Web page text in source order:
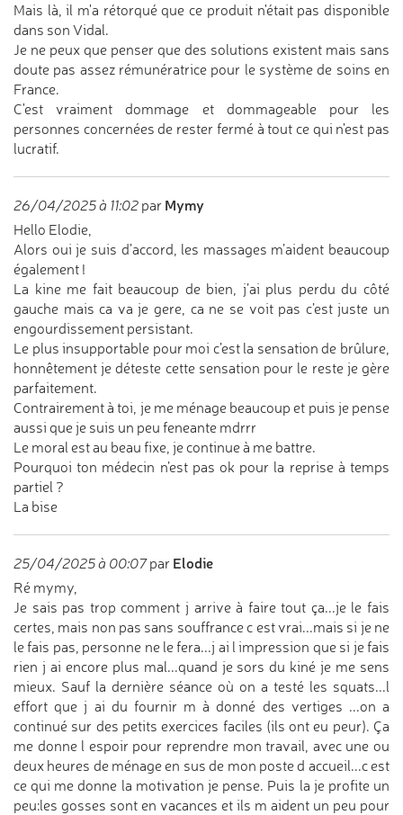
Mais là, il m'a rétorqué que ce produit n'était pas disponible
dans son Vidal.
Je ne peux que penser que des solutions existent mais sans
doute pas assez rémunératrice pour le système de soins en
France.
C'est vraiment dommage et dommageable pour les
personnes concernées de rester fermé à tout ce qui n'est pas
lucratif.
26/04/2025 à 11:02 par Mymy
Hello Elodie,
Alors oui je suis d’accord, les massages m’aident beaucoup
également !
La kine me fait beaucoup de bien, j’ai plus perdu du côté
gauche mais ca va je gere, ca ne se voit pas c’est juste un
engourdissement persistant.
Le plus insupportable pour moi c’est la sensation de brûlure,
honnêtement je déteste cette sensation pour le reste je gère
parfaitement.
Contrairement à toi, je me ménage beaucoup et puis je pense
aussi que je suis un peu feneante mdrrr
Le moral est au beau fixe, je continue à me battre.
Pourquoi ton médecin n’est pas ok pour la reprise à temps
partiel ?
La bise
25/04/2025 à 00:07par Elodie
Ré mymy,
Je sais pas trop comment j arrive à faire tout ça...je le fais
certes, mais non pas sans souffrance c est vrai...mais si je ne
le fais pas, personne ne le fera...j ai l impression que si je fais
rien j ai encore plus mal...quand je sors du kiné je me sens
mieux. Sauf la dernière séance où on a testé les squats...l
effort que j ai du fournir m à donné des vertiges ...on a
continué sur des petits exercices faciles (ils ont eu peur). Ça
me donne l espoir pour reprendre mon travail, avec une ou
deux heures de ménage en sus de mon poste d accueil...c est
ce qui me donne la motivation je pense. Puis la je profite un
peu:les gosses sont en vacances et ils m aident un peu pour